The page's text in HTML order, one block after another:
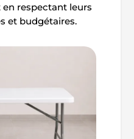
respectant leurs
et budgétaires.